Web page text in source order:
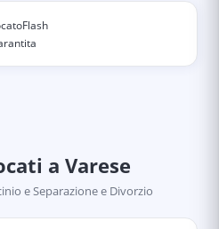
a Varese
e Separazione e Divorzio